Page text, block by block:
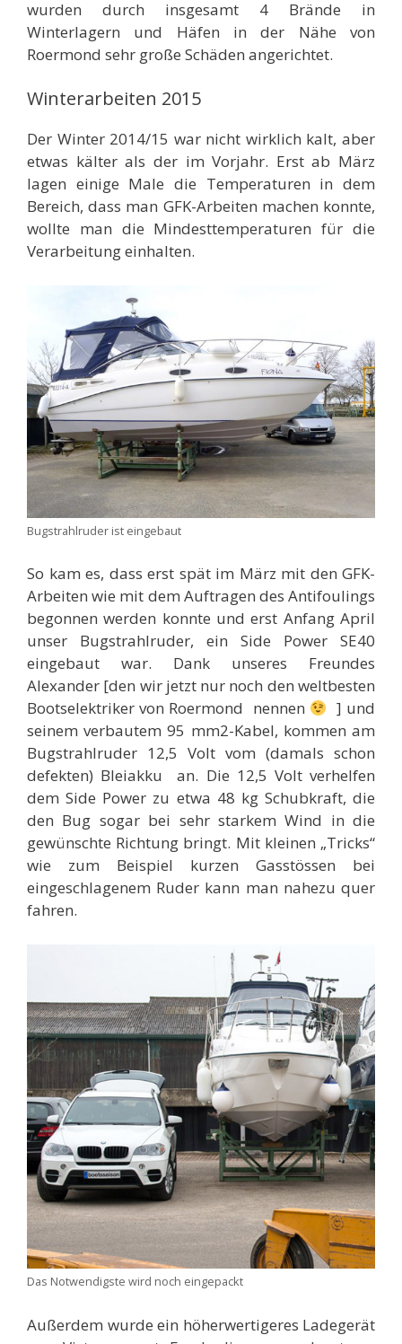
wurden durch insgesamt 4 Brände in
Winterlagern und Häfen in der Nähe von
Roermond sehr große Schäden angerichtet.
Winterarbeiten 2015
Der Winter 2014/15 war nicht wirklich kalt, aber
etwas kälter als der im Vorjahr. Erst ab März
lagen einige Male die Temperaturen in dem
Bereich, dass man GFK-Arbeiten machen konnte,
wollte man die Mindesttemperaturen für die
Verarbeitung einhalten.
Bugstrahlruder ist eingebaut
So kam es, dass erst spät im März mit den GFK-
Arbeiten wie mit dem Auftragen des Antifoulings
begonnen werden konnte und erst Anfang April
unser Bugstrahlruder, ein Side Power SE40
eingebaut war. Dank unseres Freundes
Alexander [den wir jetzt nur noch den weltbesten
Bootselektriker von Roermond nennen
] und
seinem verbautem 95 mm2-Kabel, kommen am
Bugstrahlruder 12,5 Volt vom (damals schon
defekten) Bleiakku an. Die 12,5 Volt verhelfen
dem Side Power zu etwa 48 kg Schubkraft, die
den Bug sogar bei sehr starkem Wind in die
gewünschte Richtung bringt. Mit kleinen „Tricks“
wie zum Beispiel kurzen Gasstössen bei
eingeschlagenem Ruder kann man nahezu quer
fahren.
Das Notwendigste wird noch eingepackt
Außerdem wurde ein höherwertigeres Ladegerät